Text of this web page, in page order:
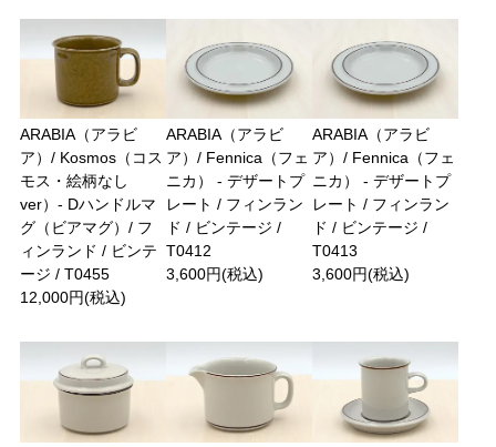
ARABIA（アラビ
ア）/ Kosmos（コス
モス・絵柄なし
ver）- Dハンドルマ
グ（ビアマグ）/ フ
ィンランド / ビンテ
ージ / T0455
12,000円(税込)
ARABIA（アラビ
ア）/ Fennica（フェ
ニカ） - デザートプ
レート / フィンラン
ド / ビンテージ /
T0412
3,600円(税込)
ARABIA（アラビ
ア）/ Fennica（フェ
ニカ） - デザートプ
レート / フィンラン
ド / ビンテージ /
T0413
3,600円(税込)